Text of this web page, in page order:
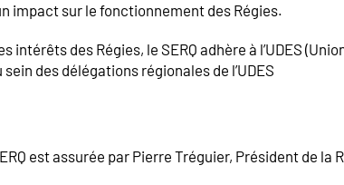
impact sur le fonctionnement des Régies.
intérêts des Régies, le SERQ adhère à l’UDES
des délégations régionales de l’UDES
est assurée par Pierre Tréguier, Président de la